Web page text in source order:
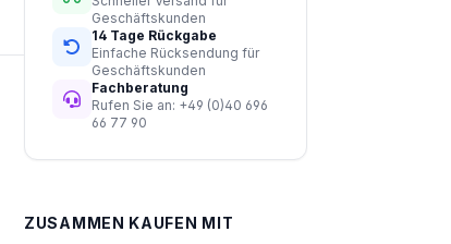
Geschäftskunden
14 Tage Rückgabe
Einfache Rücksendung für
Geschäftskunden
Fachberatung
Rufen Sie an: +49 (0)40 696
66 77 90
ZUSAMMEN KAUFEN MIT